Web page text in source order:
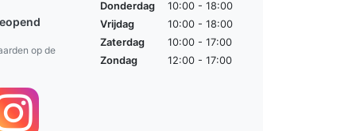
op de
Donderdag
10:00 - 18:00
Vrijdag
10:00 - 18:00
Zaterdag
10:00 - 17:00
Zondag
12:00 - 17:00